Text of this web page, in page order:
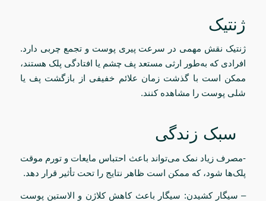
ژنتیک
ژنتیک نقش مهمی در سرعت پیری پوست و تجمع چربی دارد.
افرادی که به‌طور ارثی مستعد پف چشم یا افتادگی پلک هستند،
ممکن است با گذشت زمان علائم خفیفی از بازگشت پف یا
شلی پوست را مشاهده کنند.
سبک زندگی
-مصرف زیاد نمک می‌تواند باعث احتباس مایعات و تورم موقت
پلک‌ها شود، که ممکن است ظاهر نتایج را تحت تأثیر قرار دهد.
– سیگار کشیدن: سیگار باعث کاهش کلاژن و الاستین پوست